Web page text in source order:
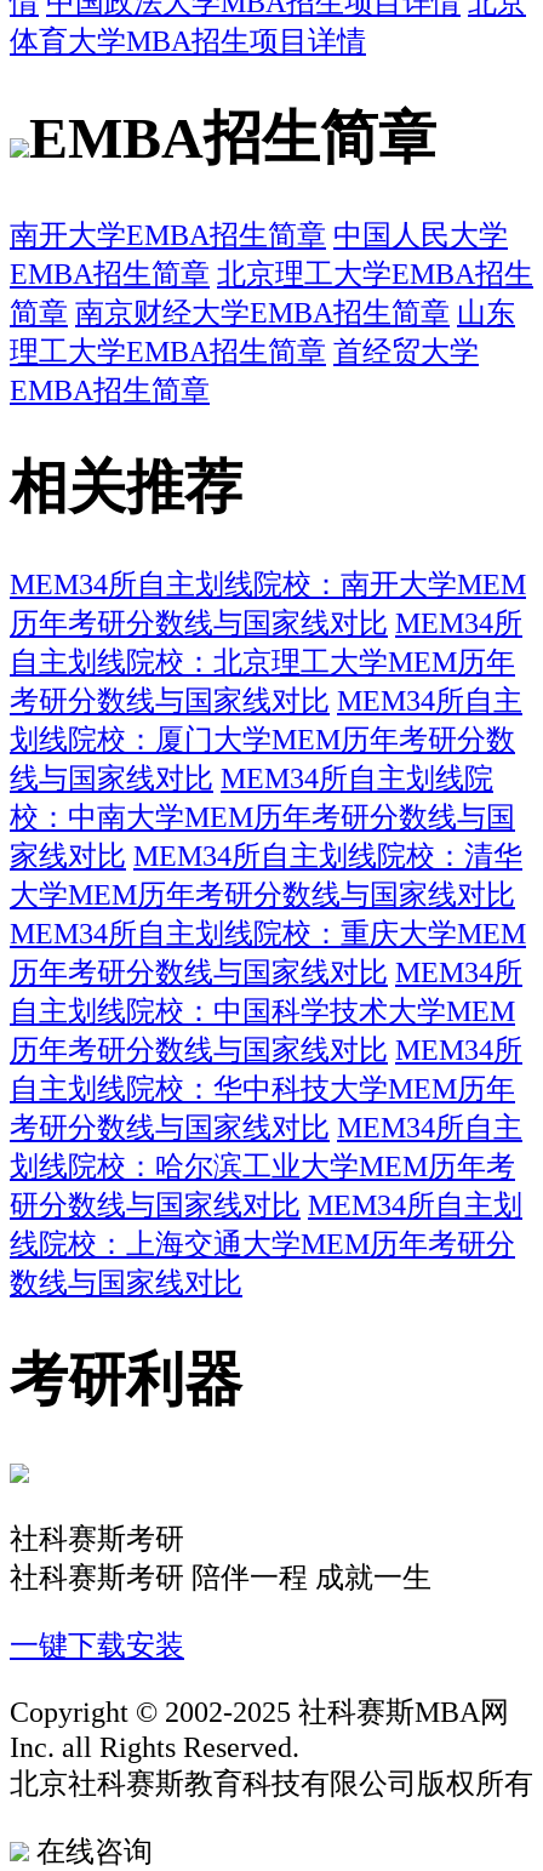
体育大学MBA招生项目详情
EMBA招生简章
南开大学EMBA招生简章 中国人民大学
EMBA招生简章 北京理工大学EMBA招生
简章 南京财经大学EMBA招生简章 山东
理工大学EMBA招生简章 首经贸大学
EMBA招生简章
相关推荐
MEM34所自主划线院校：南开大学MEM
历年考研分数线与国家线对比 MEM34所
自主划线院校：北京理工大学MEM历年
考研分数线与国家线对比 MEM34所自主
划线院校：厦门大学MEM历年考研分数
线与国家线对比 MEM34所自主划线院
校：中南大学MEM历年考研分数线与国
家线对比 MEM34所自主划线院校：清华
大学MEM历年考研分数线与国家线对比
MEM34所自主划线院校：重庆大学MEM
历年考研分数线与国家线对比 MEM34所
自主划线院校：中国科学技术大学MEM
历年考研分数线与国家线对比 MEM34所
自主划线院校：华中科技大学MEM历年
考研分数线与国家线对比 MEM34所自主
划线院校：哈尔滨工业大学MEM历年考
研分数线与国家线对比 MEM34所自主划
线院校：上海交通大学MEM历年考研分
数线与国家线对比
考研利器
社科赛斯考研
社科赛斯考研 陪伴一程 成就一生
一键下载安装
Copyright © 2002-2025 社科赛斯MBA网
Inc. all Rights Reserved.
北京社科赛斯教育科技有限公司版权所有
在线咨询